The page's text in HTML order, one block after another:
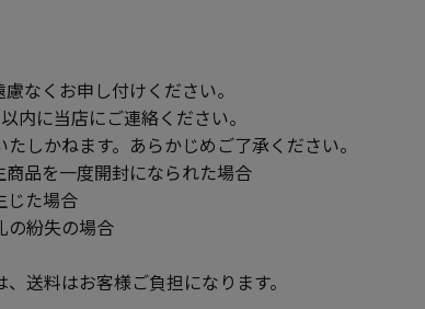
なくお申し付けください。
に当店にご連絡ください。
しかねます。あらかじめご了承ください。
品を一度開封になられた場合
た場合
紛失の場合
送料はお客様ご負担になります。